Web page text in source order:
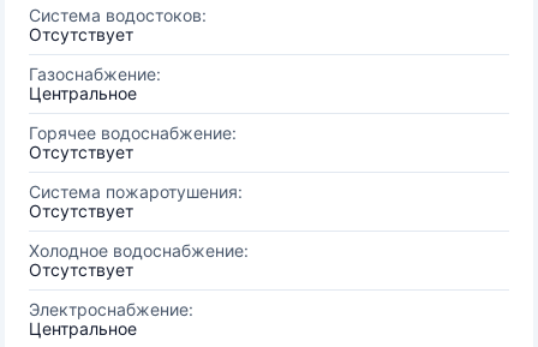
Система водостоков:
Отсутствует
Газоснабжение:
Центральное
Горячее водоснабжение:
Отсутствует
Система пожаротушения:
Отсутствует
Холодное водоснабжение:
Отсутствует
Электроснабжение:
Центральное